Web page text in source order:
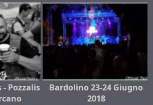
Pozzalis
Bardolino 23-24 Giugno
2018